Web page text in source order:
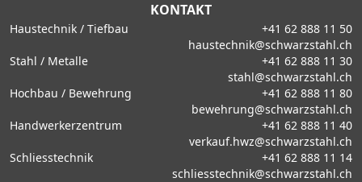
KONTAKT
Haustechnik / Tiefbau
+41 62 888 11 50
haustechnik@schwarzstahl.ch
Stahl / Metalle
+41 62 888 11 30
stahl@schwarzstahl.ch
Hochbau / Bewehrung
+41 62 888 11 80
bewehrung@schwarzstahl.ch
Handwerkerzentrum
+41 62 888 11 40
verkauf.hwz@schwarzstahl.ch
Schliesstechnik
+41 62 888 11 14
schliesstechnik@schwarzstahl.ch